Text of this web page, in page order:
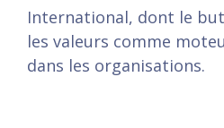
International, dont le
les valeurs comme
dans les organisations.